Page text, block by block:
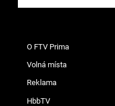
O FTV Prima
Volná místa
Reklama
HbbTV